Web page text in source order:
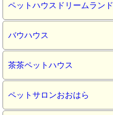
ペットハウスドリームランド
バウハウス
茶茶ペットハウス
ペットサロンおおはら